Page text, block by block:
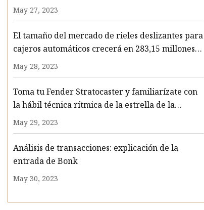
May 27, 2023
El tamaño del mercado de rieles deslizantes para
cajeros automáticos crecerá en 283,15 millones
de dólares de 2022 a 2027
May 28, 2023
Toma tu Fender Stratocaster y familiarízate con
la hábil técnica rítmica de la estrella de la
guitarra Funk Cory Wong
May 29, 2023
Análisis de transacciones: explicación de la
entrada de Bonk
May 30, 2023